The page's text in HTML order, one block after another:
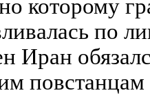
которому
по
Иран
повстанцам